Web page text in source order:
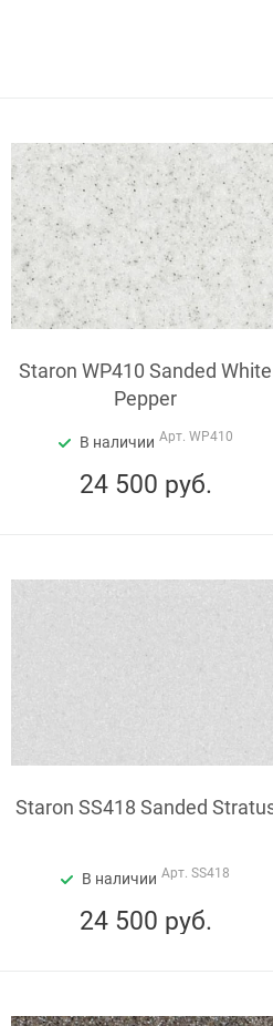
Staron WP410 Sanded White
Pepper
В наличии Арт. WP410
24 500 руб.
Staron SS418 Sanded
В наличии Арт.SS418
24 500 руб.